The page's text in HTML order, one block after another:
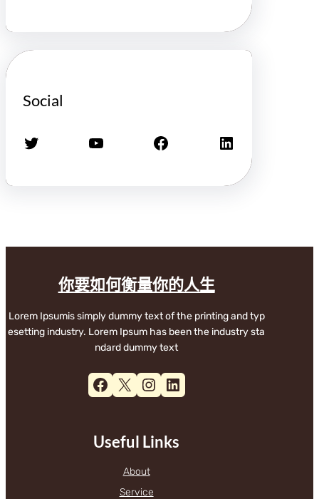
Social
X YouTube Facebook LinkedIn
你要如何衡量你的人生
Lorem Ipsumis simply dummy text of the printing and typ
esetting industry. Lorem Ipsum has been the industry sta
ndard dummy text
Facebook X Instagram LinkedIn
Useful Links
About
Service